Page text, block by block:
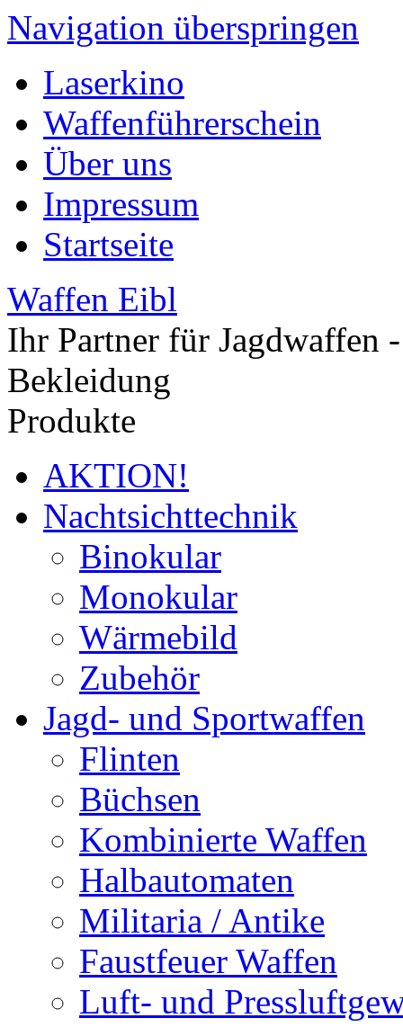
Navigation überspringen
Laserkino
Waffenführerschein
Über uns
Impressum
Startseite
Waffen Eibl
Ihr Partner für Jagdwaffen
Bekleidung
Produkte
AKTION!
Nachtsichttechnik
Binokular
Monokular
Wärmebild
Zubehör
Jagd- und Sportwaffen
Flinten
Büchsen
Kombinierte Waffen
Halbautomaten
Militaria / Antike
Faustfeuer Waffen
Luft- und